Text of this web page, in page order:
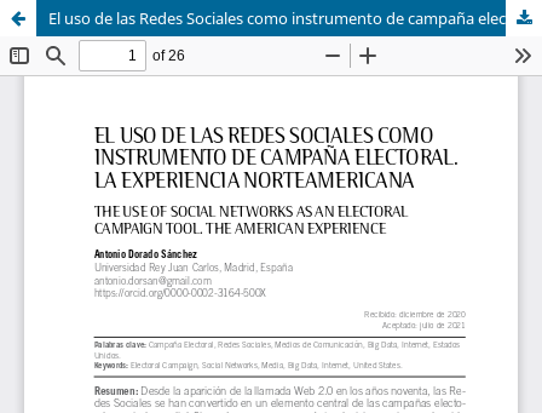
El uso de las Redes Sociales como instrumento de campaña electoral